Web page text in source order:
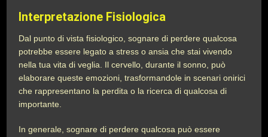
Interpretazione Fisiologica
Dal punto di vista fisiologico, sognare di perdere qualcosa
potrebbe essere legato a stress o ansia che stai vivendo
nella tua vita di veglia. Il cervello, durante il sonno, può
elaborare queste emozioni, trasformandole in scenari onirici
che rappresentano la perdita o la ricerca di qualcosa di
importante.
In generale, sognare di perdere qualcosa può essere